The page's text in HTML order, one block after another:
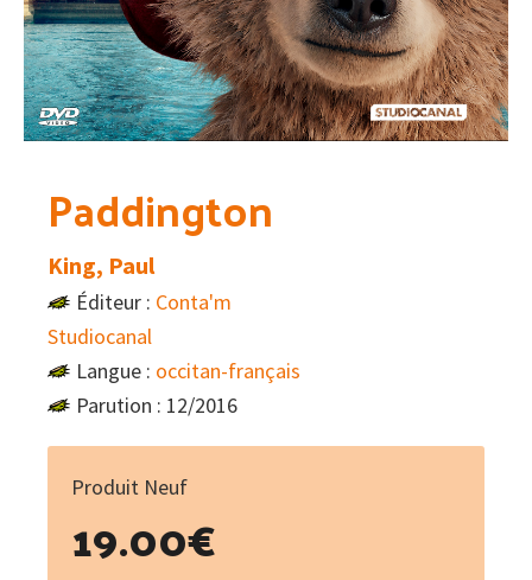
Paddington
King, Paul
Éditeur : Conta'm
Studiocanal
Langue : occitan-français
Parution : 12/2016
Produit Neuf
19.00€